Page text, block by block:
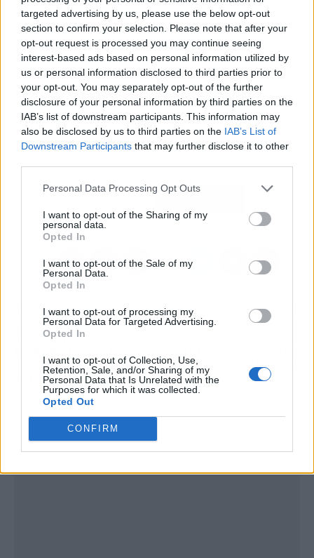
targeted advertising by us, please use the below opt-out
section to confirm your selection. Please note that after your
opt-out request is processed you may continue seeing
interest-based ads based on personal information utilized by
us or personal information disclosed to third parties prior to
your opt-out. You may separately opt-out of the further
disclosure of your personal information by third parties on the
IAB’s list of downstream participants. This information may
also be disclosed by us to third parties on the IAB’s List of
Downstream Participants that may further disclose it to other
Personal Data Processing Opt Outs
I want to opt-out of the Sharing of my
personal data.
Opted In
I want to opt-out of the Sale of my
Personal Data.
Opted In
I want to opt-out of processing my
Personal Data for Targeted Advertising.
Opted In
I want to opt-out of Collection, Use,
Retention, Sale, and/or Sharing of my
Personal Data that Is Unrelated with the
Purposes for which it was collected.
Opted Out
CONFIRM
ARTÍCULO ANTERIOR
LEONOR QUEDA A
ESCONDIDAS CON UN
SECRETOS LEJOS DE
ZARZUELA
ARTÍCULO SIGUIENTE
LAS CARANTOÑAS DE
SUPERVIVIENTES